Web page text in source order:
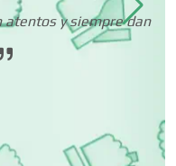
atentos y siempre dan